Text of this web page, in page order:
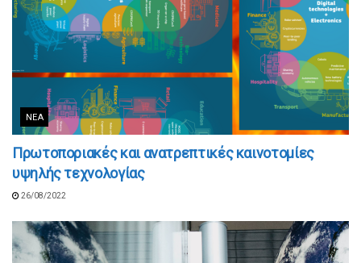
ΝΈΑ
Πρωτοποριακές και ανατρεπτικές καινοτομίες
υψηλής τεχνολογίας
26/08/2022